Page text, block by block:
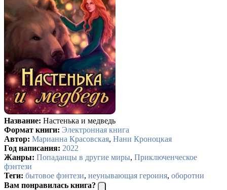
Название: Настенька и медведь
Формат книги: Электронная книга
Автор: Марианна Красовская, Нани Кроноцкая
Год написания: 2022
Жанры: Попаданцы в другие миры, Приключенческое
фэнтези
Теги: бытовое фэнтези, неунывающая героиня, оборотни
Вам понравилась книга?